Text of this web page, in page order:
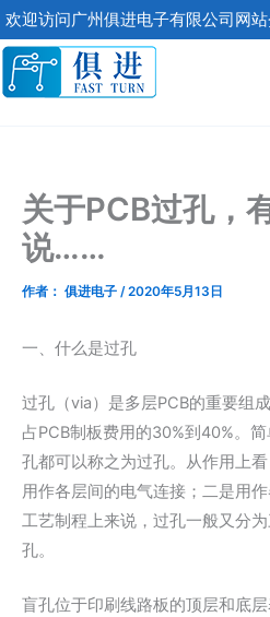
跳
至
内
容
欢迎访问广州俱进电子有限公司网站
关于PCB过孔，
说……​
作者： 俱进电子 /2020年5月13日
一、什么是过孔
过孔（via）是多层PCB的重要组
占PCB制板费用的30%到40%。
孔都可以称之为过孔。从作用上
用作各层间的电气连接；二是用
工艺制程上来说，过孔一般又分
孔。
盲孔位于印刷线路板的顶层和底